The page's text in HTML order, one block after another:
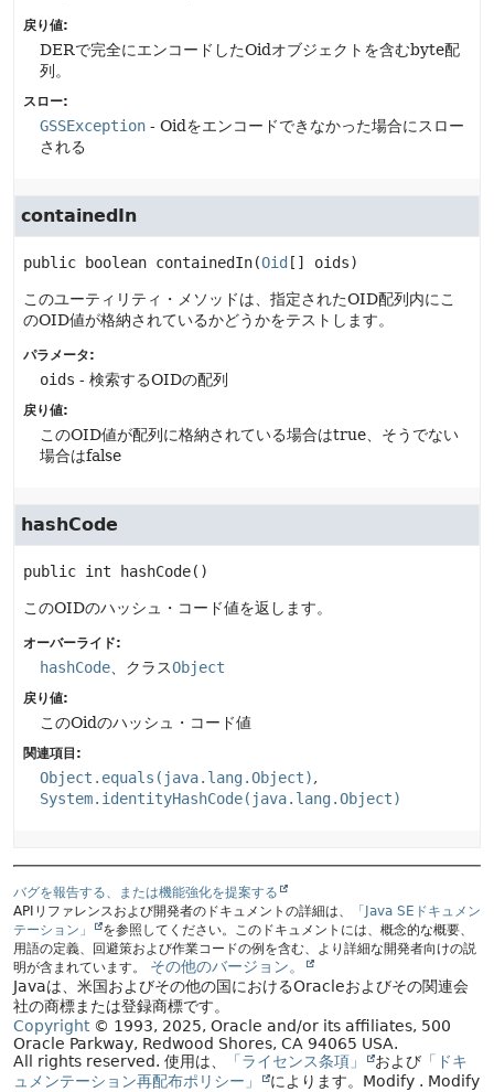
戻り値:
DERで完全にエンコードしたOidオブジェクトを含むbyte配
列。
スロー:
GSSException - Oidをエンコードできなかった場合にスロー
される
containedIn
public boolean containedIn(Oid [] oids)
このユーティリティ・メソッドは、指定されたOID配列内にこ
のOID値が格納されているかどうかをテストします。
パラメータ:
oids - 検索するOIDの配列
戻り値:
このOID値が配列に格納されている場合はtrue、そうでない
場合はfalse
hashCode
public int hashCode()
このOIDのハッシュ・コード値を返します。
オーバーライド:
hashCode 、クラスObject
戻り値:
このOidのハッシュ・コード値
関連項目:
Object.equals(java.lang.Object)
System.identityHashCode(java.lang.Object)
バグを報告する、または機能強化を提案する
APIリファレンスおよび開発者のドキュメントの詳細は、
「Java SEドキュメン
テーション」
を参照してください。このドキュメントには、概念的な概要、
用語の定義、回避策および作業コードの例を含む、より詳細な開発者向けの説
明が含まれています。
その他のバージョン。
Javaは、米国およびその他の国におけるOracleおよびその関連会
社の商標または登録商標です。
Copyright© 1993, 2025, Oracle and/or its affiliates, 500
Oracle Parkway, Redwood Shores, CA 94065 USA.
All rights reserved. 使用は、 「ライセンス条項」 および 「ドキ
ュメンテーション再配布ポリシー」
によります。 Modify . Modify